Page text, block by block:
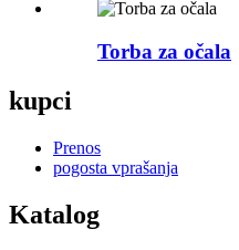
Torba za očala
kupci
Prenos
pogosta vprašanja
Katalog